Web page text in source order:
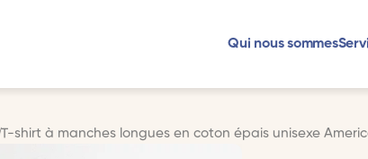
Qui nous sommes
T-shirt à manches longues en coton épais unisexe